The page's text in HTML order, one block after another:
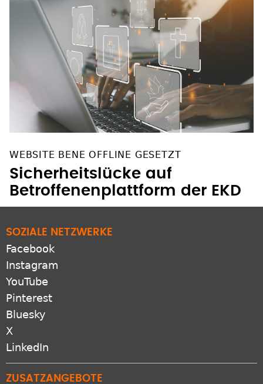
Sicherheitslücke auf
Betroffenenplattform der EKD
Facebook
Instagram
YouTube
Pinterest
Bluesky
X
LinkedIn